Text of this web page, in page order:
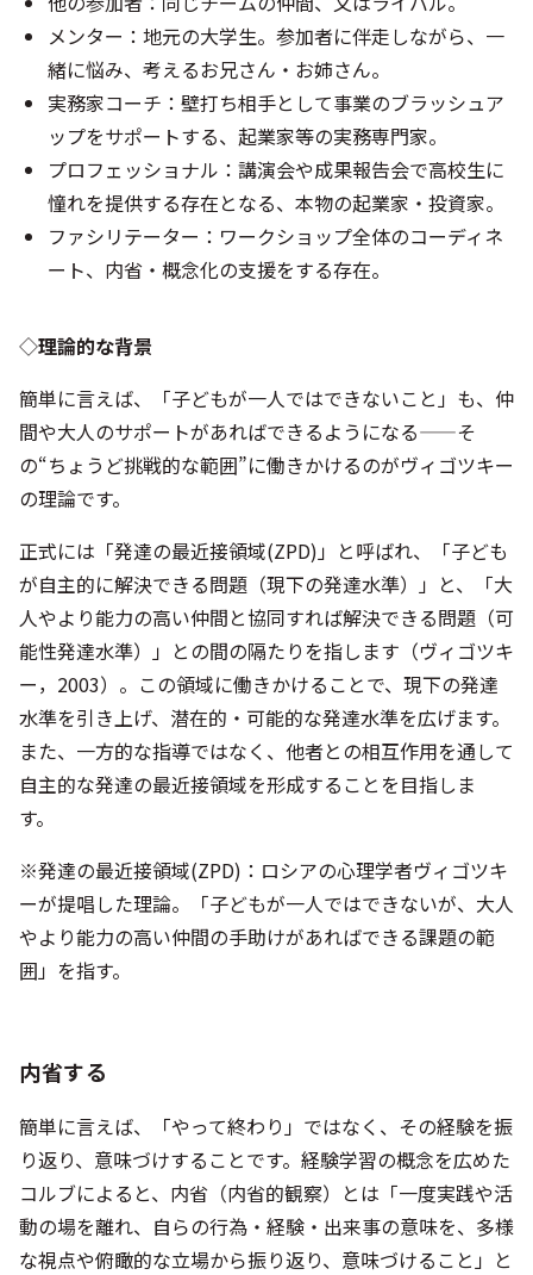
メンター：地元の大学生。参加者に伴走しながら、一
緒に悩み、考えるお兄さん・お姉さん。
実務家コーチ：壁打ち相手として事業のブラッシュア
ップをサポートする、起業家等の実務専門家。
プロフェッショナル：講演会や成果報告会で高校生に
憧れを提供する存在となる、本物の起業家・投資家。
ファシリテーター：ワークショップ全体のコーディネ
ート、内省・概念化の支援をする存在。
◇理論的な背景
簡単に言えば、「子どもが一人ではできないこと」も、仲
間や大人のサポートがあればできるようになる——そ
の“ちょうど挑戦的な範囲”に働きかけるのがヴィゴツキー
の理論です。
正式には「発達の最近接領域(ZPD)」と呼ばれ、「子ども
が自主的に解決できる問題（現下の発達水準）」と、「大
人やより能力の高い仲間と協同すれば解決できる問題（可
能性発達水準）」との間の隔たりを指します（ヴィゴツキ
ー，2003）。この領域に働きかけることで、現下の発達
水準を引き上げ、潜在的・可能的な発達水準を広げます。
また、一方的な指導ではなく、他者との相互作用を通して
自主的な発達の最近接領域を形成することを目指しま
す。
※発達の最近接領域(ZPD)：ロシアの心理学者ヴィゴツキ
ーが提唱した理論。「子どもが一人ではできないが、大人
やより能力の高い仲間の手助けがあればできる課題の範
囲」を指す。
内省する
簡単に言えば、「やって終わり」ではなく、その経験を振
り返り、意味づけすることです。経験学習の概念を広めた
コルブによると、内省（内省的観察）とは「一度実践や活
動の場を離れ、自らの行為・経験・出来事の意味を、多様
な視点や俯瞰的な立場から振り返り、意味づけること」と